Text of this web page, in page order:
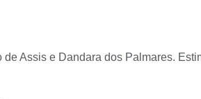
Assis e Dandara dos Palmares.